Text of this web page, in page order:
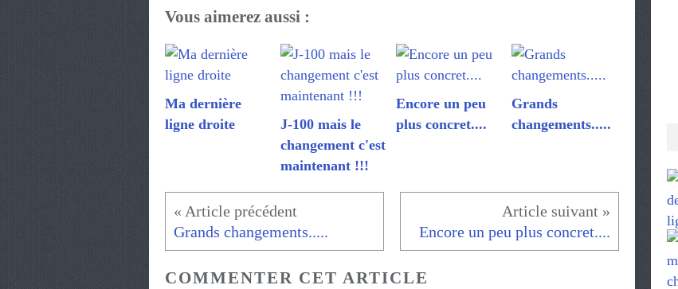
Vous aimerez aussi :
Ma dernière
ligne droite
J-100 mais le
changement c'est
maintenant !!!
Encore un peu
plus concret....
Grands
changements.....
Grands changements..... Encore un peu plus concret....
COMMENTER CET ARTICLE